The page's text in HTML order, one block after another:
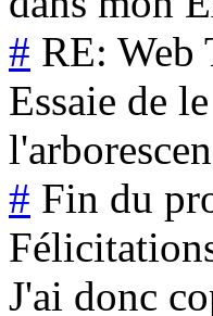
# RE: Web
Essaie de
# Fin du
J'ai donc